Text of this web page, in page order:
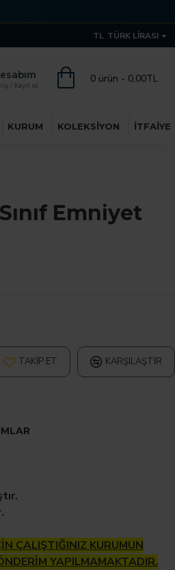
TL TÜRK LIRASI
/ Kayıt ol
0 ürün - 0,00TL
KURUM KOLEKSIYON İTFAIYE
Emniyet
TAKIP ET KARŞILAŞTIR
ÇALIŞTIĞINIZ KURUMUN
YAPILMAMAKTADIR.